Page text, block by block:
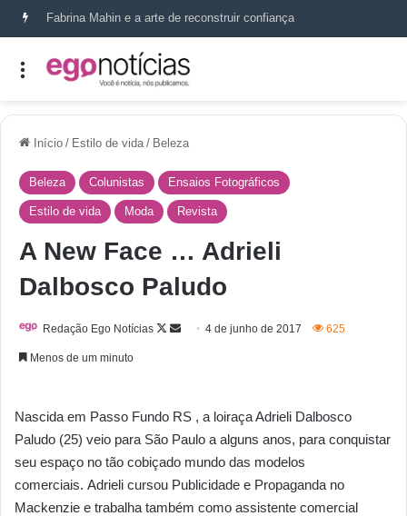
Fabrina Mahin e a arte de reconstruir confiança
Início / Estilo de vida / Beleza
Beleza Colunistas Ensaios Fotográficos
Estilo de vida Moda Revista
A New Face … Adrieli
Dalbosco Paludo
Redação Ego Notícias 4 de junho de 2017 625
Menos de um minuto
Nascida em Passo Fundo RS , a loiraça Adrieli Dalbosco
Paludo (25) veio para São Paulo a alguns anos, para conquistar
seu espaço no tão cobiçado mundo das modelos
comerciais. Adrieli cursou Publicidade e Propaganda no
Mackenzie e trabalha também como assistente comercial